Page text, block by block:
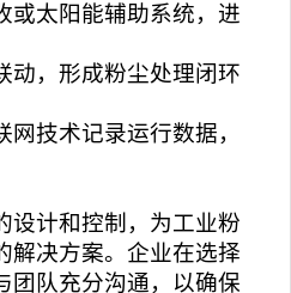
或太阳能辅助系统，进
动，形成粉尘处理闭环
技术记录运行数据，
设计和控制，为工业粉
解决方案。企业在选择
团队充分沟通，以确保